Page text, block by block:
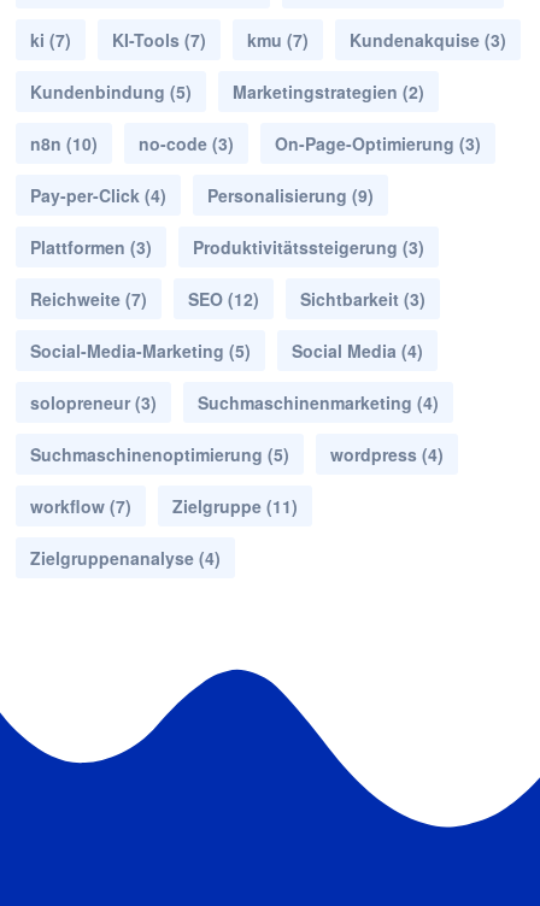
ki (7) KI-Tools (7) kmu (7) Kundenakquise (3)
Kundenbindung (5) Marketingstrategien (2)
n8n (10) no-code (3) On-Page-Optimierung (3)
Pay-per-Click (4) Personalisierung (9)
Plattformen (3) Produktivitätssteigerung (3)
Reichweite (7) SEO (12) Sichtbarkeit (3)
Social-Media-Marketing (5) Social Media (4)
solopreneur (3) Suchmaschinenmarketing (4)
Suchmaschinenoptimierung (5) wordpress (4)
workflow (7) Zielgruppe (11)
Zielgruppenanalyse (4)